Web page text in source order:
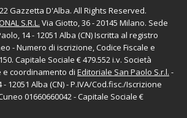
Gazzetta D'Alba. All Rights Reserved.
S.R.L. Via Giotto, 36 - 20145 Milano. Sede
14 - 12051 Alba (CN) Iscritta al registro
- Numero di iscrizione, Codice Fiscale e
Capitale Sociale € 479.552 i.v. Società
coordinamento di Editoriale San Paolo S.r.l. -
12051 Alba (CN) - P.IVA/Cod.fisc./Iscrizione
01660660042 - Capitale Sociale €